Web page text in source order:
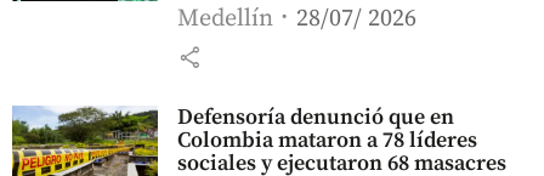
Medellín 28/07/ 2026
share
Defensoría denunció que en
Colombia mataron a 78 líderes
sociales y ejecutaron 68 masacres